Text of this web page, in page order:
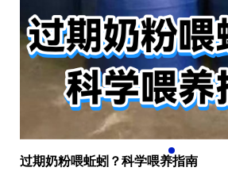
过期奶粉喂蚯蚓？科学喂养指南